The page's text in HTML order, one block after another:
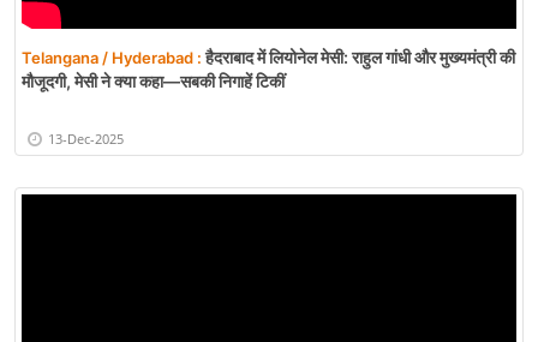
Telangana / Hyderabad :हैदराबाद में लियोनेल मेसी: राहुल गांधी और मुख्यमंत्री की
मौजूदगी, मेसी ने क्या कहा—सबकी निगाहें टिकीं
13-Dec-2025